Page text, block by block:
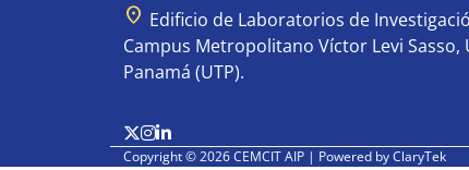
location_on Edificio de Laboratorios de
Campus Metropolitano Víctor Levi
Panamá (UTP).
Copyright © 2026 CEMCIT AIP | Powered byClaryTek